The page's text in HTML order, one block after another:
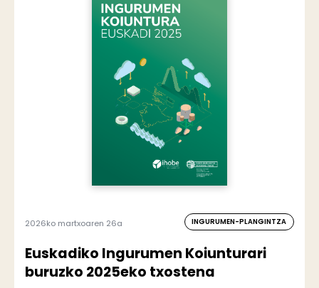
2026ko martxoaren 26a INGURUMEN-PLANGINTZA
Euskadiko Ingurumen Koiunturari
buruzko 2025eko txostena